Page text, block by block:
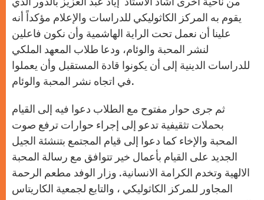
يقوم به المركز الكاثوليكي للدراسات والإعلام مؤكداً أنه
علينا أن نعمل تحت الراية الهاشمية وأن نكون فاعلين
لنشر المحبة والوئام، ودعا طلاب المعهد الملكي
للدراسات الدينية إلى أن يكونوا قادة المستقبل وأن يعملوا
في اتجاه نشر المحبة والوئام.
ثم جرى حوار مفتوح مع الطلاب دعوا فيه إلى القيام
بحملات تثقيفية تدعو إلى إجراء حوارات ترفع صوت
المحبة والإخاء كما دعوا إلى قيام المجتمع بتنشئة الجيل
الجديد على القيام بأعمال خير تتوافق مع رسالة المحبة
الالهية وتخدم الكرامة الانسانية. وزار الوفد مطعم الرحمة
المجاور للمركز الكاثوليكي ، والتابع لجمعية الكاريتاس